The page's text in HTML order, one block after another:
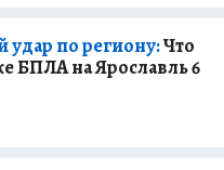
по региону:Что
БПЛА на Ярославль 6